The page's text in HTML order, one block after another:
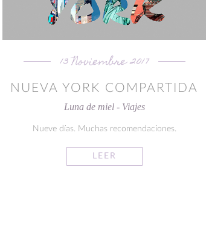
13 Noviembre 2017
NUEVA YORK COMPARTIDA
Luna de miel - Viajes
Nueve días. Muchas recomendaciones.
LEER